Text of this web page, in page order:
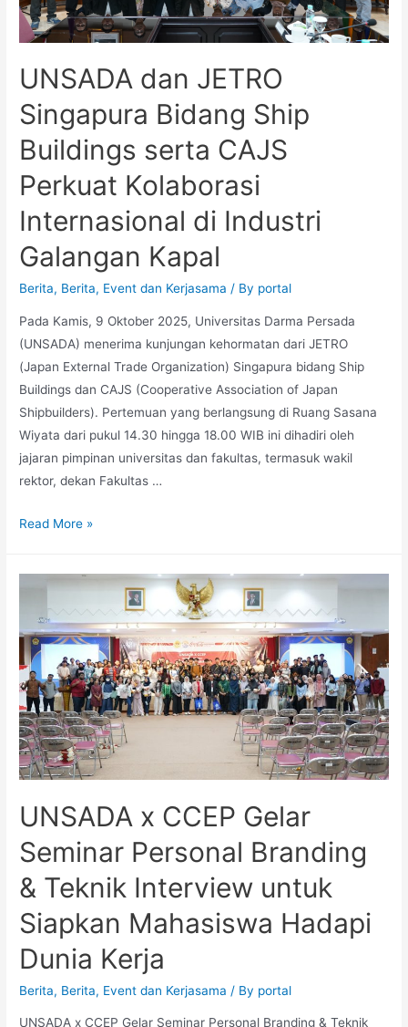
UNSADA dan JETRO
Singapura Bidang Ship
Buildings serta CAJS
Perkuat Kolaborasi
Internasional di Industri
Galangan Kapal
Berita, Berita, Event dan Kerjasama / By portal
Pada Kamis, 9 Oktober 2025, Universitas Darma Persada
(UNSADA) menerima kunjungan kehormatan dari JETRO
(Japan External Trade Organization) Singapura bidang Ship
Buildings dan CAJS (Cooperative Association of Japan
Shipbuilders). Pertemuan yang berlangsung di Ruang Sasana
Wiyata dari pukul 14.30 hingga 18.00 WIB ini dihadiri oleh
jajaran pimpinan universitas dan fakultas, termasuk wakil
rektor, dekan Fakultas …
Read More »
UNSADA x CCEP Gelar
Seminar Personal Branding
& Teknik Interview untuk
Siapkan Mahasiswa Hadapi
Dunia Kerja
Berita, Berita, Event dan Kerjasama / By portal
UNSADA x CCEP Gelar Seminar Personal Branding & Teknik